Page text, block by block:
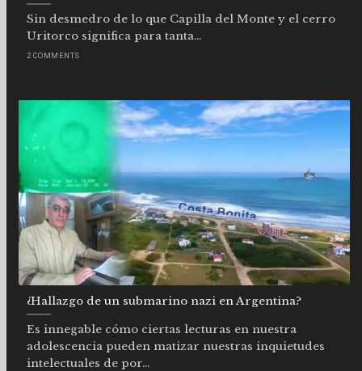
Sin desmedro de lo que Capilla del Monte y el cerro
Uritorco significa para tanta...
2 COMMENTS
¿Hallazgo de un submarino nazi en Argentina?
Es innegable cómo ciertas lecturas en nuestra
adolescencia pueden matizar nuestras inquietudes
intelectuales de por...